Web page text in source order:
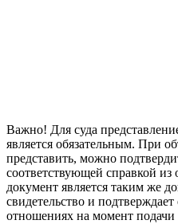
Важно! Для суда
является обязательным. При
представить, можно
соответствующей справкой
документ является таким же
свидетельство и
отношениях на момент подачи